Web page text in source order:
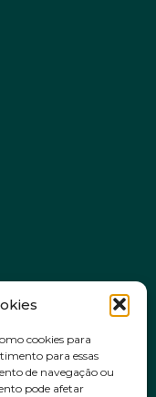
cookies para
para essas
de navegação ou
pode afetar